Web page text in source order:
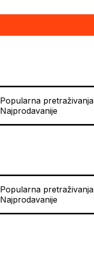
Popularna pretraživanja
Najprodavanije
Popularna pretraživanja
Najprodavanije